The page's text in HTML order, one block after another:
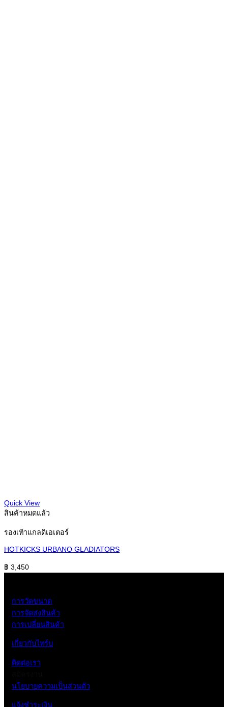
Quick View
สินค้าหมดแล้ว
รองเท้าแกลดิเอเตอร์
HOTKICKS URBANO GLADIATORS
฿ 3,450
การวัดขนาด
การจัดส่งสินค้า
การเปลี่ยนสินค้า
เกี่ยวกับไทร์บ
ติดต่อเรา
นโยบายความเป็นส่วนตัว
แจ้งชำระเงิน